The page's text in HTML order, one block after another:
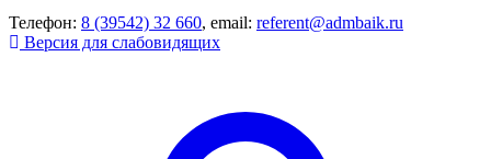
Телефон: 8 (39542) 32 660, email: referent@admbaik.ru
Версия для слабовидящих